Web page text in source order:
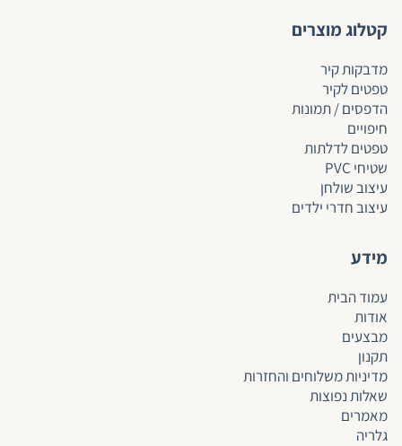
קטלוג מוצרים
מדבקות קיר
טפטים לקיר
הדפסים / תמונות
חיפויים
טפטים לדלתות
שטיחי PVC
עיצוב שולחן
עיצוב חדרי ילדים
מידע
עמוד הבית
אודות
מבצעים
תקנון
מדיניות משלוחים והחזרות
שאלות נפוצות
מאמרים
גלריה